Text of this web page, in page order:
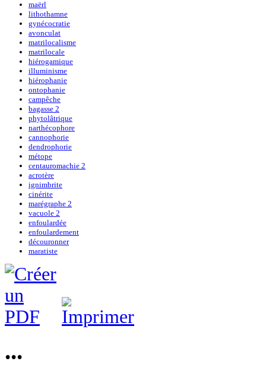
maërl
lithothamne
gynécocratie
avonculat
matrilocalisme
matrilocale
hiérogamique
illuminisme
hiérophanie
ontophanie
campêche
bagasse 2
phytolâtrique
narthécophore
cannophorie
dendrophorie
métope
centauromachie 2
acrotère
ignimbrite
cinérite
marégraphe 2
vacuole 2
enfoulardée
enfoulardement
découronner
maratiste
...